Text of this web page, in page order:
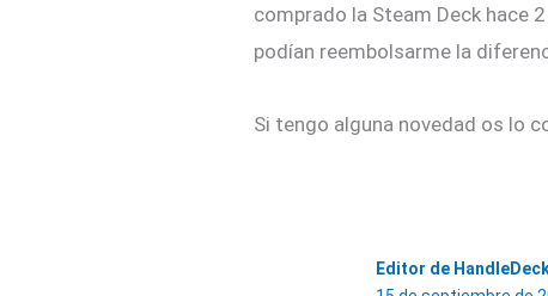
comprado la Steam Deck hace
podían reembolsarme la
Si tengo alguna novedad os lo
Editor de